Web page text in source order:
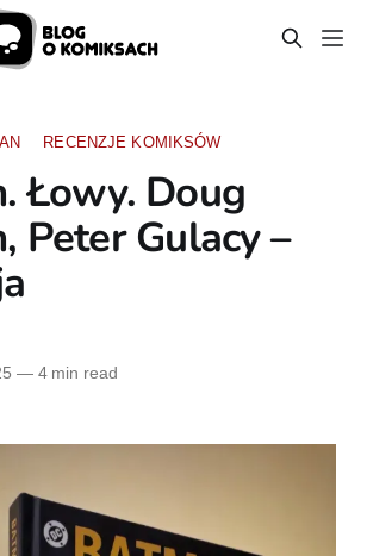
RECENZJE KOMIKSÓW
Łowy. Doug
Peter Gulacy –
—4 min read